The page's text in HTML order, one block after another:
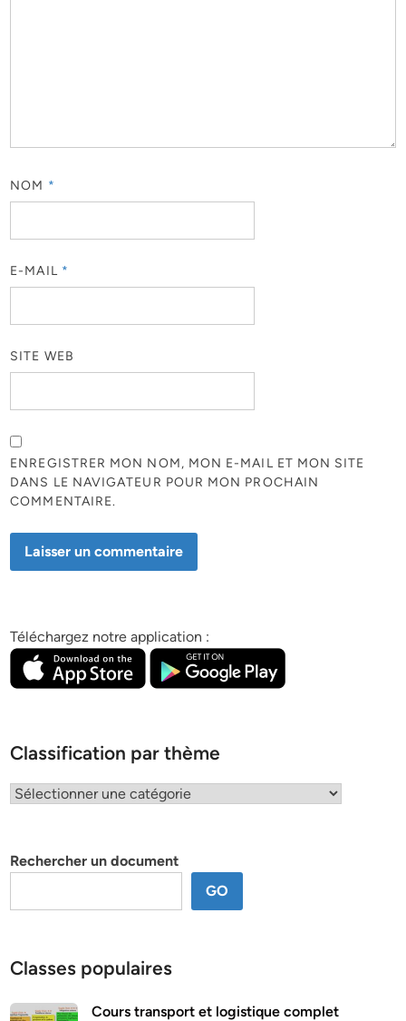
NOM *
E-MAIL *
SITE WEB
ENREGISTRER MON NOM, MON E-MAIL ET MON SITE
DANS LE NAVIGATEUR POUR MON PROCHAIN
COMMENTAIRE.
Téléchargez notre application :
Classification par thème
Classification
Rechercher un document
GO
Classes populaires
Cours transport et logistique complet